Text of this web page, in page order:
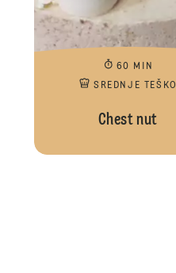
60 MIN
SREDNJE TEŠKO
Chest nut